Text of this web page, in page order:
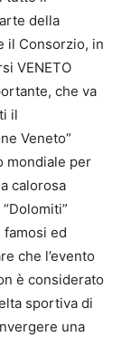
della
il Consorzio, in
VENETO
che va
il
Veneto”
mondiale per
calorosa
ed
che l’evento
è considerato
sportiva di
una